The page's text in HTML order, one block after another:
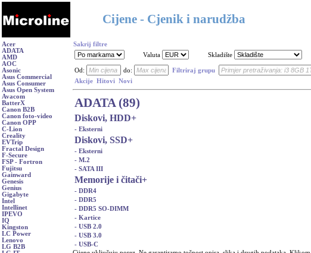
Cijene - Cjenik i narudžba
Acer
ADATA
AMD
AOC
Asonic
Asus Commercial
Asus Consumer
Asus Open System
Avacom
BatterX
Canon B2B
Canon foto-video
Canon OPP
C-Lion
Creality
EVTrip
Fractal Design
F-Secure
FSP - Fortron
Fujitsu
Gainward
Genesis
Genius
Gigabyte
Intel
Intellinet
IPEVO
IQ
Kingston
LC Power
Lenovo
LG B2B
Sakrij filtre
Valuta
Skladište
Od: do:
Filtriraj grupu
Akcije Hitovi Novi
ADATA (89)
Diskovi, HDD+
- Eksterni
Diskovi, SSD+
- Eksterni
- M.2
- SATA III
Memorije i čitači+
- DDR4
- DDR5
- DDR5 SO-DIMM
- Kartice
- USB 2.0
- USB 3.0
- USB-C